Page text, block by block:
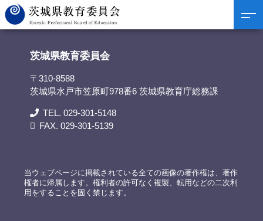
茨城県教育委員会>リンク集>鹿行生涯学習センター
茨城県教育委員会
〒310-8588
茨城県水戸市笠原町978番6 茨城県教育庁総務課
TEL. 029-301-5148
FAX. 029-301-5139
当ウェブページに掲載されている全ての画像の著作権は、著作
権者に帰属します。権利者の許可なく複製、転用などの二次利
用をすることを固く禁じます。